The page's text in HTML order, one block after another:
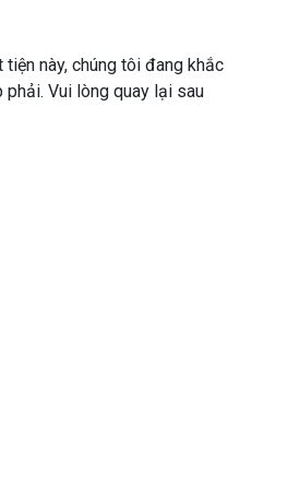
này, chúng tôi đang khắc
Vui lòng quay lại sau